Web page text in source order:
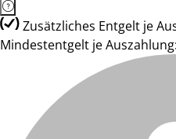
Zusätzliches Entgelt je
Mindestentgelt je